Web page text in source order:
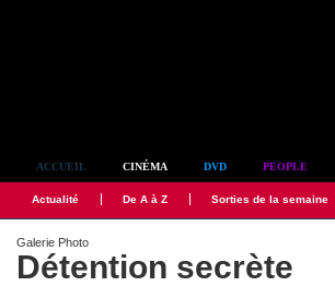
ACCUEIL CINÉMA DVD PEOPLE
Actualité De A à Z Sorties de la semaine
Galerie Photo
Détention secrète